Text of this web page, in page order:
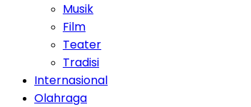
Musik
Film
Teater
Tradisi
Internasional
Olahraga